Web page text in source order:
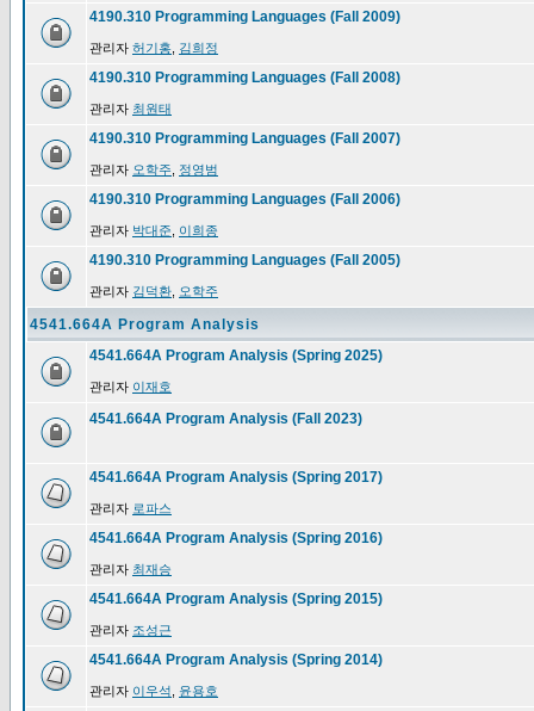
4190.310 Programming Languages (Fall 2009)
관리자 허기홍 김희정
4190.310 Programming Languages (Fall 2008)
관리자 최원태
4190.310 Programming Languages (Fall 2007)
관리자 오학주 정영범
4190.310 Programming Languages (Fall 2006)
관리자 박대준 이희종
4190.310 Programming Languages (Fall 2005)
관리자 김덕환 오학주
4541.664A Program Analysis
4541.664A Program Analysis (Spring 2025)
관리자 이재호
4541.664A Program Analysis (Fall 2023)
4541.664A Program Analysis (Spring 2017)
관리자 로파스
4541.664A Program Analysis (Spring 2016)
관리자 최재승
4541.664A Program Analysis (Spring 2015)
관리자 조성근
4541.664A Program Analysis (Spring 2014)
관리자 이우석 윤용호